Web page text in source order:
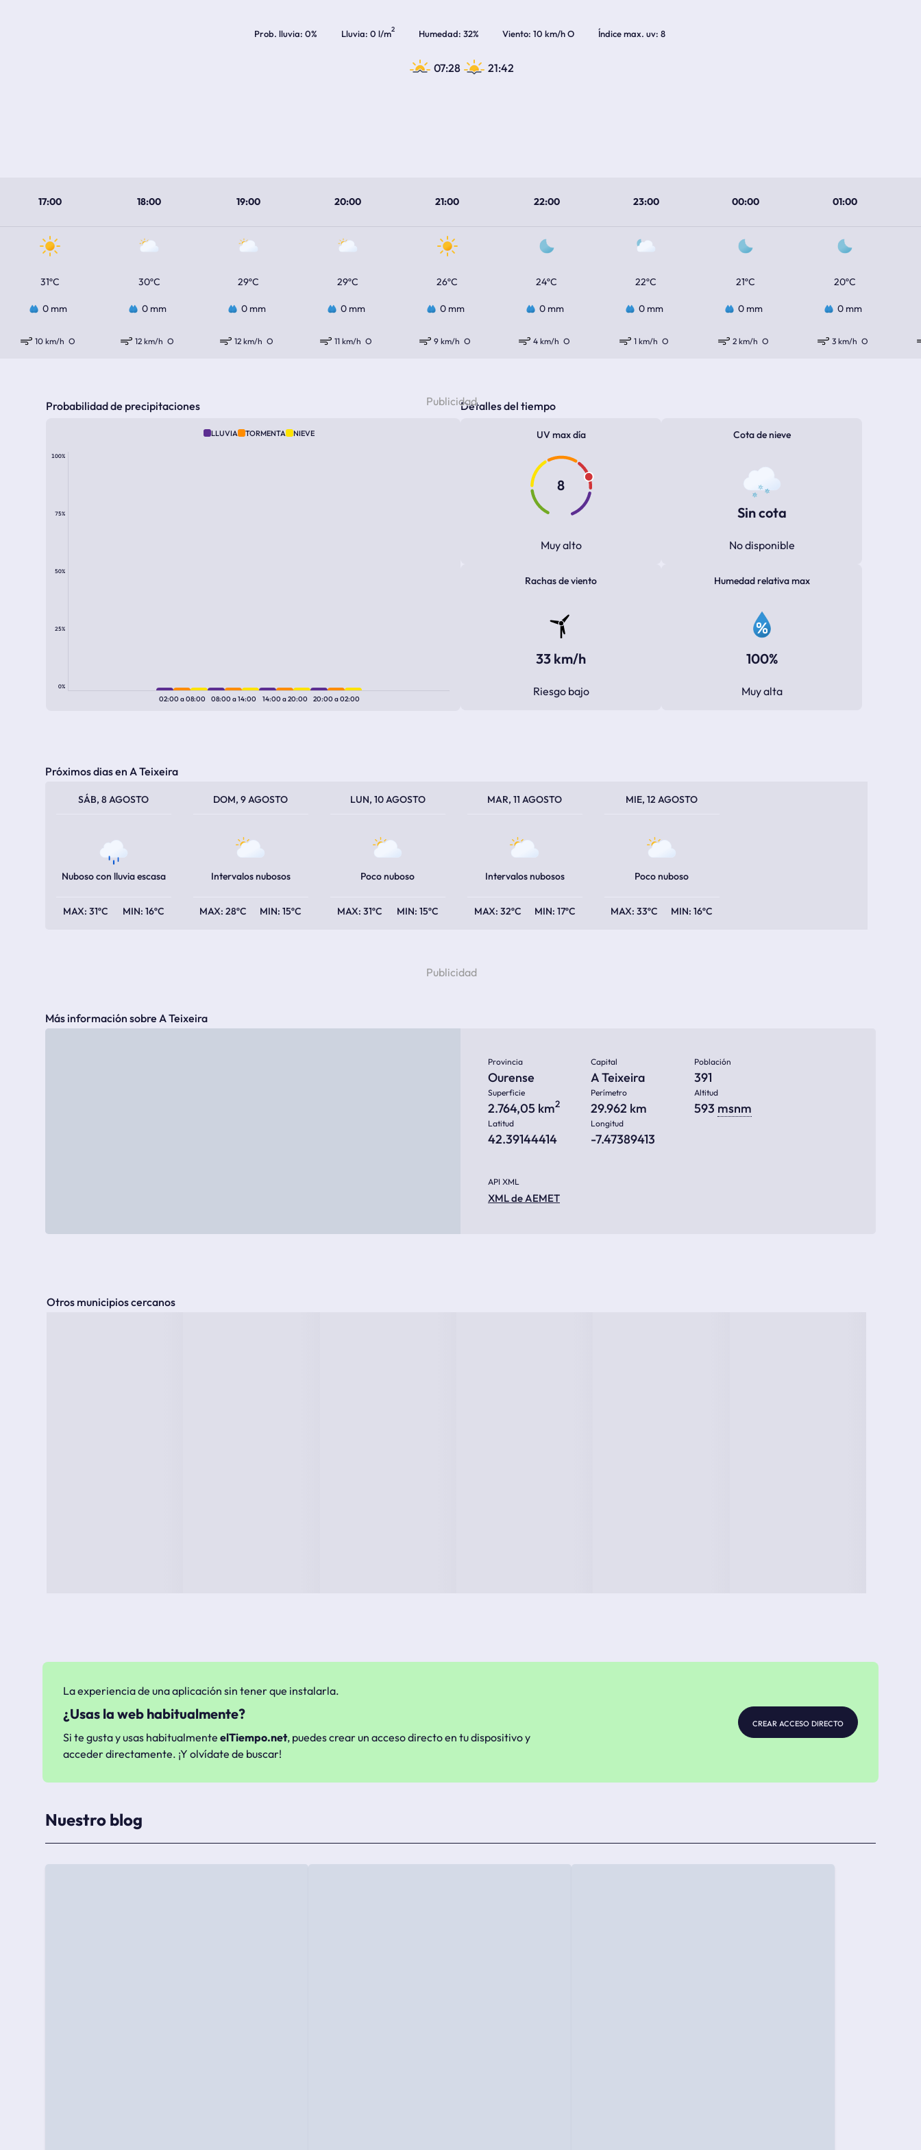
Prob. lluvia 0% Lluvia 0 l/m2 Humedad 32% Viento 10 km/h O Índice max. uv 8
07:28 21:42
17:00 18:00 19:00 20:00 21:00 22:00 23:00 00:00 01:00
31ºC 30ºC 29ºC 29ºC 26ºC 24ºC 22ºC 21ºC 20ºC
0 mm 0 mm 0 mm 0 mm 0 mm 0 mm 0 mm 0 mm 0 mm
10 km/h O 12 km/h O 12 km/h O 11 km/h O 9 km/h O 4 km/h O 1 km/h O 2 km/h O 3 km/h O
Probabilidad de precipitaciones
LLUVIA TORMENTA NIEVE
100%
75%
50%
25%
0%
02:00a08:00 08:00a14:00 14:00a20:00 20:00a02:00
Detalles del tiempo
UV max día
8
Muy alto
Cota de nieve
Sin cota
No disponible
Rachas de viento
33 km/h
Riesgo bajo
Humedad relativa max
100%
Muy alta
Próximos dias en A Teixeira
SÁB, 8 AGOSTO
Nuboso con lluvia escasa
31ºC 16ºC
DOM, 9 AGOSTO
Intervalos nubosos
28ºC 15ºC
LUN, 10 AGOSTO
Poco nuboso
31ºC 15ºC
MAR, 11 AGOSTO
Intervalos nubosos
32ºC 17ºC
MIE, 12 AGOSTO
Poco nuboso
33ºC 16ºC
Más información sobre A Teixeira
Provincia
Ourense
Capital
A Teixeira
Población
391
Superficie
2.764,05 km2
Perímetro
29.962 km
Altitud
593 msnm
Latitud
42.39144414
Longitud
-7.47389413
API XML
XML de AEMET
Otros municipios cercanos
La experiencia de una aplicación sin tener que instalarla.
¿Usas la web habitualmente?
Si te gusta y usas habitualmente elTiempo.net, puedes crear un acceso directo en tu dispositivo y
acceder directamente. ¡Y olvídate de buscar!
crear acceso directo
Nuestro blog